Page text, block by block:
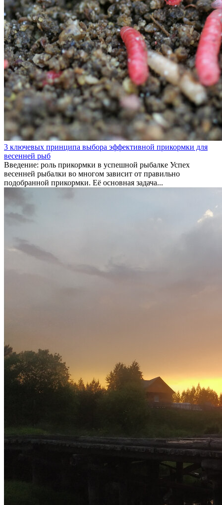
3 ключевых принципа выбора эффективной прикормки для
весенней рыб
Введение: роль прикормки в успешной рыбалке Успех
весенней рыбалки во многом зависит от правильно
подобранной прикормки. Её основная задача...